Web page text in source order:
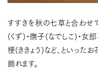
すすきを秋の七草と合わせ
(くず)・撫子(なでしこ)・女
梗(ききょう)など、といった
飾れます。